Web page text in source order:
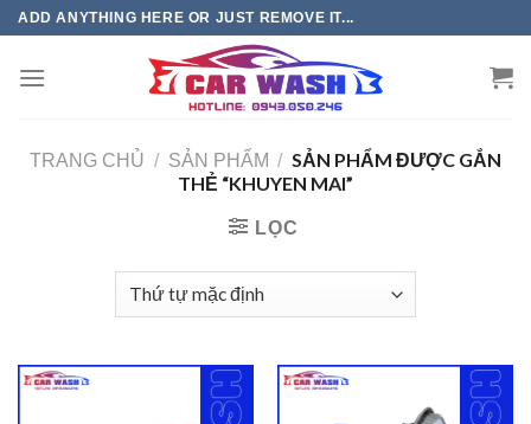
Chuyển
phần
ADD ANYTHING HERE OR JUST REMOVE IT...
TRANG CHỦ / SẢN PHẨM / SẢN PHẨM ĐƯỢC GẮN
THẺ “KHUYEN MAI”
LỌC